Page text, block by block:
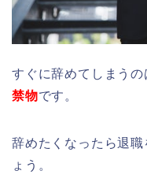
すぐに辞めてしまうの
禁物です。
辞めたくなったら退
ょう。